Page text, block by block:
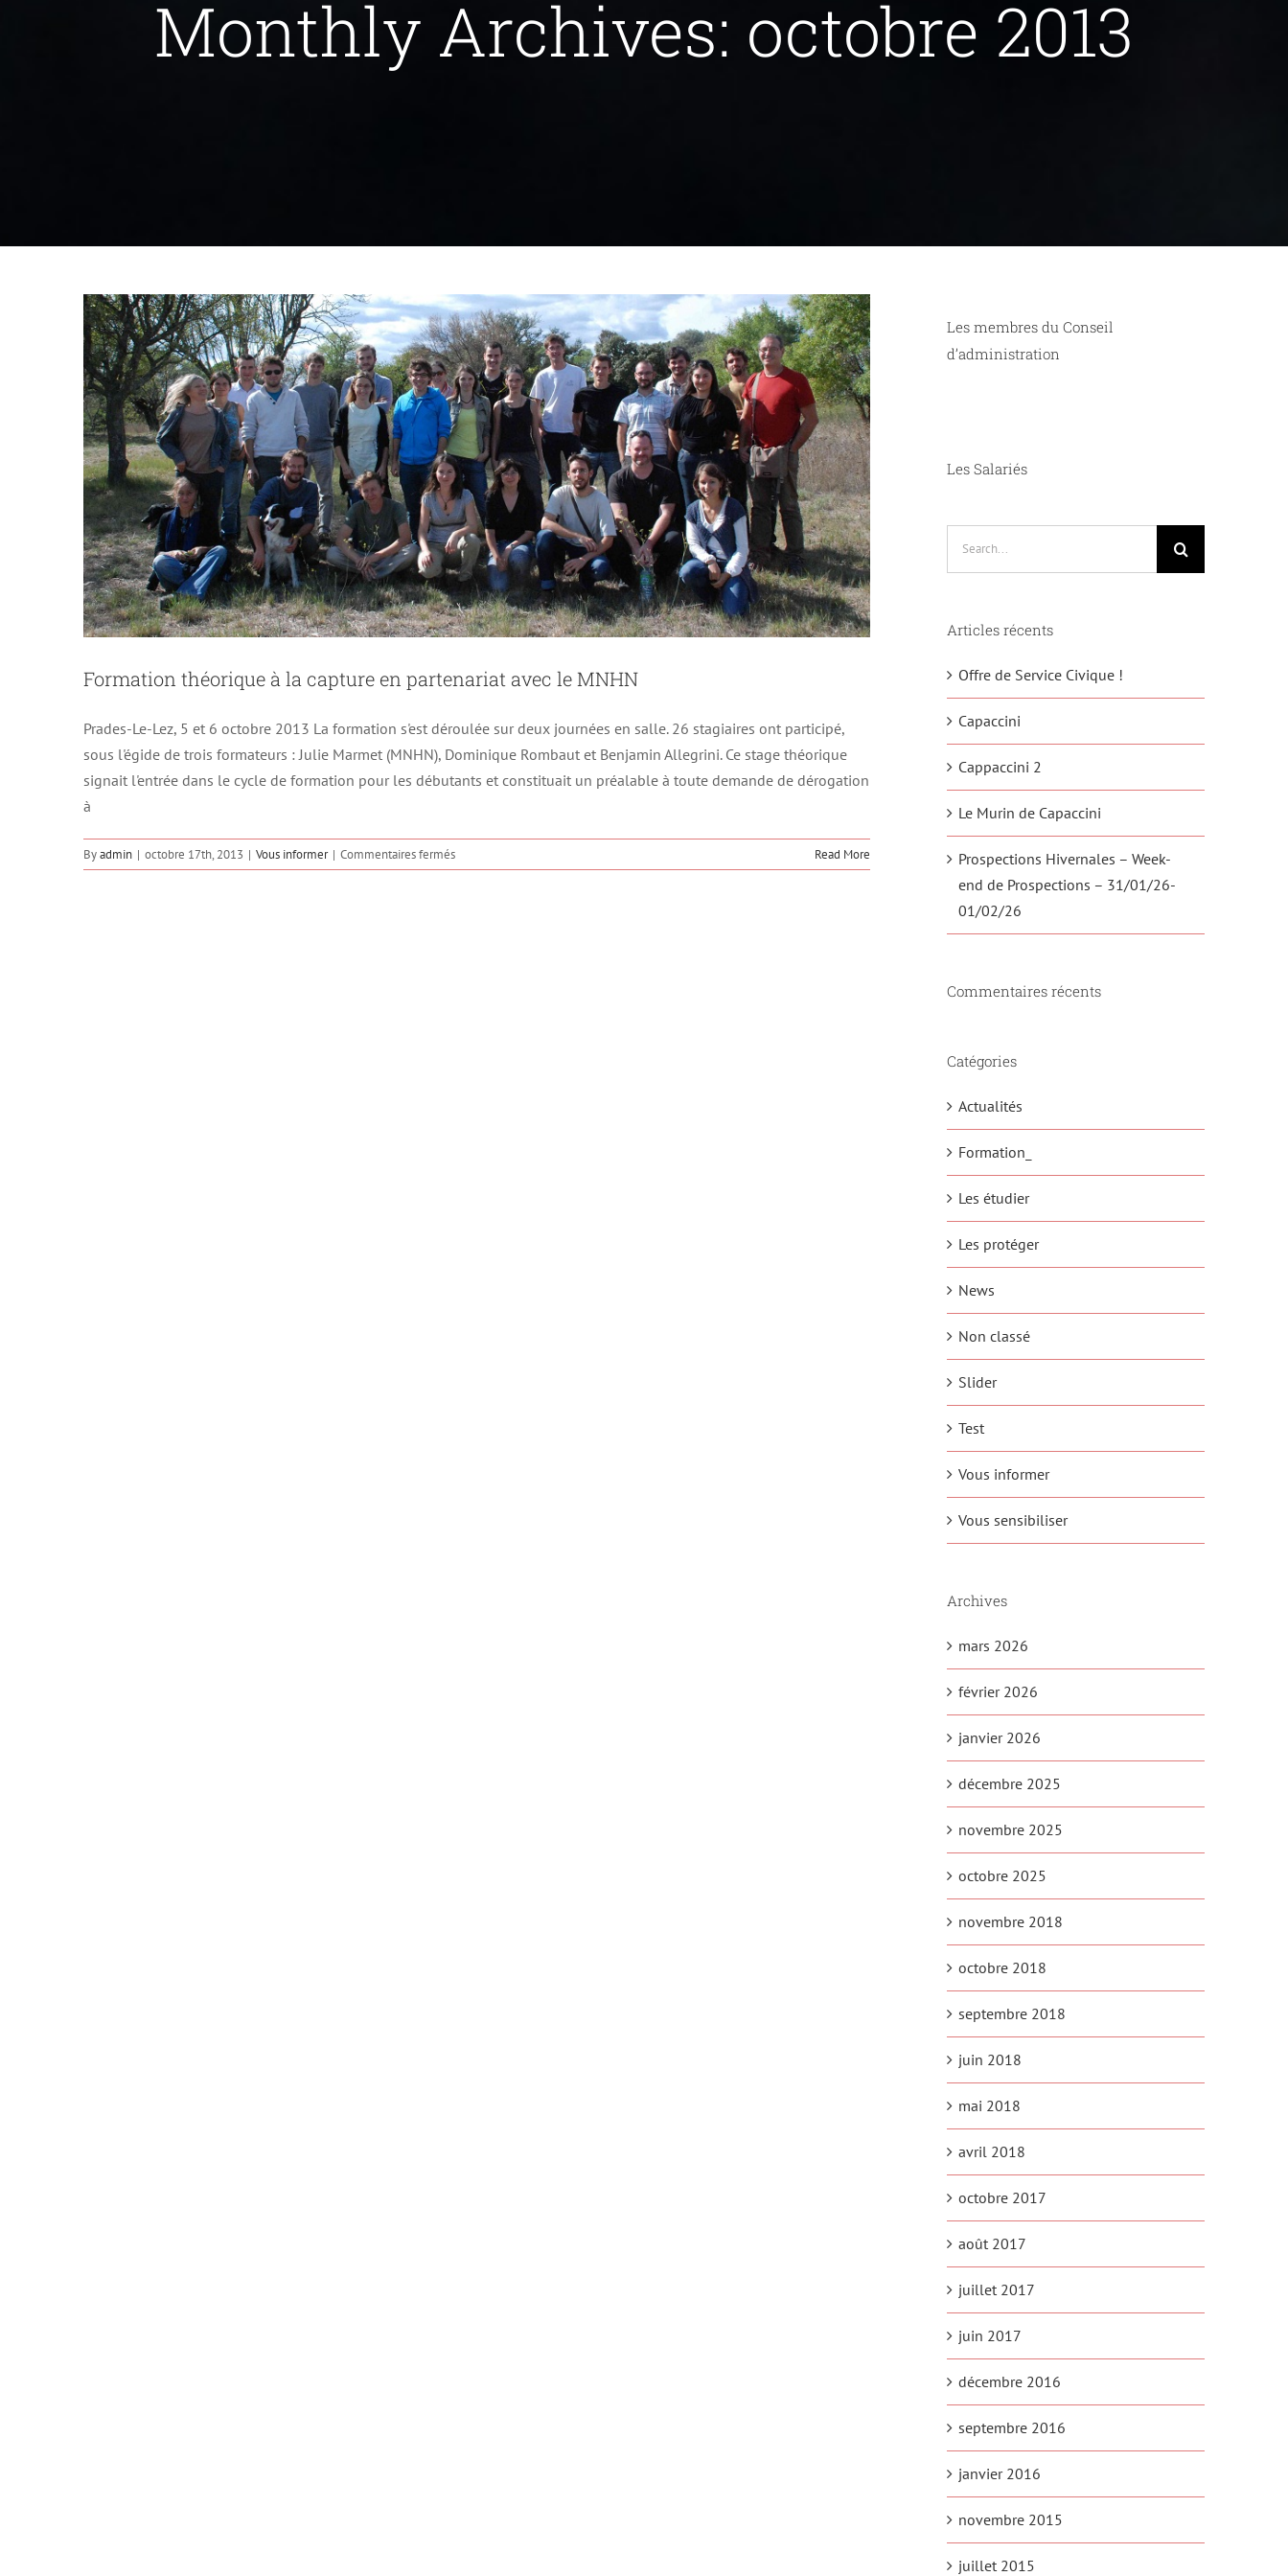
Monthly Archives: octobre 2013
Formation théorique à la capture en partenariat avec le MNHN
Prades-Le-Lez, 5 et 6 octobre 2013 La formation s'est déroulée sur deux journées en salle. 26 stagiaires ont participé,
sous l'égide de trois formateurs : Julie Marmet (MNHN), Dominique Rombaut et Benjamin Allegrini. Ce stage théorique
signait l'entrée dans le cycle de formation pour les débutants et constituait un préalable à toute demande de dérogation
à
Byadmin | octobre 17th, 2013 | Vous informer | Commentaires ferméssur
Formation
Read More
Les membres du Conseil
d’administration
Les Salariés
Articles récents
Offre de Service Civique !
Capaccini
Cappaccini 2
Le Murin de Capaccini
Prospections Hivernales – Week-
end de Prospections – 31/01/26-
01/02/26
Commentaires récents
Catégories
Actualités
Formation_
Les étudier
Les protéger
News
Non classé
Slider
Test
Vous informer
Vous sensibiliser
Archives
mars 2026
février 2026
janvier 2026
décembre 2025
novembre 2025
octobre 2025
novembre 2018
octobre 2018
septembre 2018
juin 2018
mai 2018
avril 2018
octobre 2017
août 2017
juillet 2017
juin 2017
décembre 2016
septembre 2016
janvier 2016
novembre 2015
juillet 2015